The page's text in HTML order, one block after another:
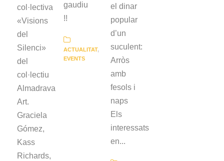
col·lectiva
«Visions
del
Silenci»
del
col·lectiu
Almadrava
Art.
Graciela
Gómez,
Kass
Richards,
gaudiu
!!
ACTUALITAT,
EVENTS
el dinar
popular
d’un
suculent:
Arròs
amb
fesols i
naps
Els
interessats
en...